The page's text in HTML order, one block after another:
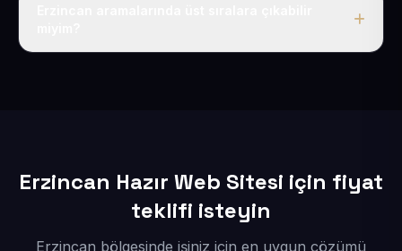
Erzincan Hazır Web Sitesi için fiyat
teklifi isteyin
Erzincan bölgesinde işiniz için en uygun çözümü